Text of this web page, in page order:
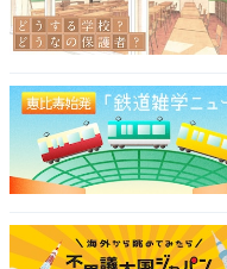
心に、オールジャンル
取材などのリポート記
About ニュースでのラ
次ページ 5